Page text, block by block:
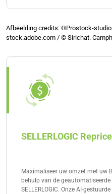
zoals geld terug voor
artikelen, verkeerde kosten
een verlies van geld.
Afbeelding credits: ©Prostock-
stock.adobe.com / © Sirichat.
SELLERLOGIC
Maximaliseer uw omzet met uw
behulp van de
SELLERLOGIC. Onze AI-